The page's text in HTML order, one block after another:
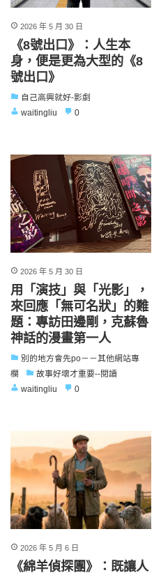
2026 年 5 月 30 日
《8號出口》：人生本
身，便是更為大型的《8
號出口》
自己高興就好-影劇
waitingliu
0
2026 年 5 月 30 日
用「演技」與「光影」，
來回應「無可名狀」的難
題：專訪田邊剛，克蘇魯
神話的漫畫第一人
別的地方會先po－－其他網站專
欄
故事好壞才重要--閱讀
waitingliu
0
2026 年 5 月 6 日
《綿羊偵探團》：既讓人